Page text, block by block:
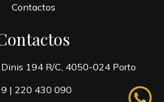
Contactos
Dinis 194 R/C, 4050-024 Porto
| 220 430 090